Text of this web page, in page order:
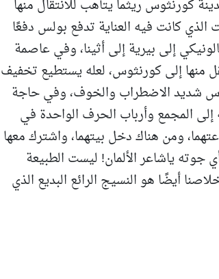
كورنثوس ريثما يتأهب للانتقال منها
كانت فيه العناية تدفع بولس دفعًا
إلى بيرية إلى أثينا، وفي عاصمة
منها إلى كورنثوس، لعله يستطيع تخفيف
شديد الاضطراب والخوف، وفي حاجة
المجمع وأرباب الحرف الواحدة في
ومن هناك دخل بيتهما، واشترك معها
ياشاعر الألمان! ليست الطبيعة
أيضًا هو النسيج الرائع البديع الذي